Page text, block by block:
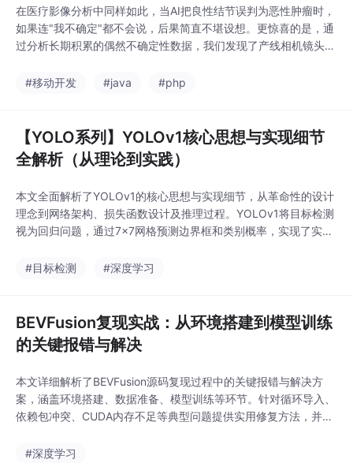
在医疗影像分析中同样如此，当AI把良性结节误判为恶性肿瘤时，
如果连"我不确定"都不会说，后果简直不堪设想。更惊喜的是，通
过分析长期积累的偶然不确定性数据，我们发现了产线相机镜头的
确定性设计带来了意外收获——模型自动标记出影像质量差的区
#移动开发 #java #php
【YOLO系列】YOLOv1核心思想与实现细节
全解析（从理论到实践）
本文全面解析了YOLOv1的核心思想与实现细节，从革命性的设计
理念到网络架构、损失函数设计及推理过程。YOLOv1将目标检测
视为回归问题，通过7×7网格预测边界框和类别概率，实现了实时
帮助读者深入理解这一目标检测领域的经典算法。
#目标检测 #深度学习
BEVFusion复现实战：从环境搭建到模型训练
的关键报错与解决
本文详细解析了BEVFusion源码复现过程中的关键报错与解决方
案，涵盖环境搭建、数据准备、模型训练等环节。针对循环导入、
依赖包冲突、CUDA内存不足等典型问题提供实用修复方法，并分
usion项目复现。
#深度学习